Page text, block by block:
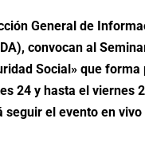
General de
convocan al
Social» que forma
24 y hasta el viernes
el evento en